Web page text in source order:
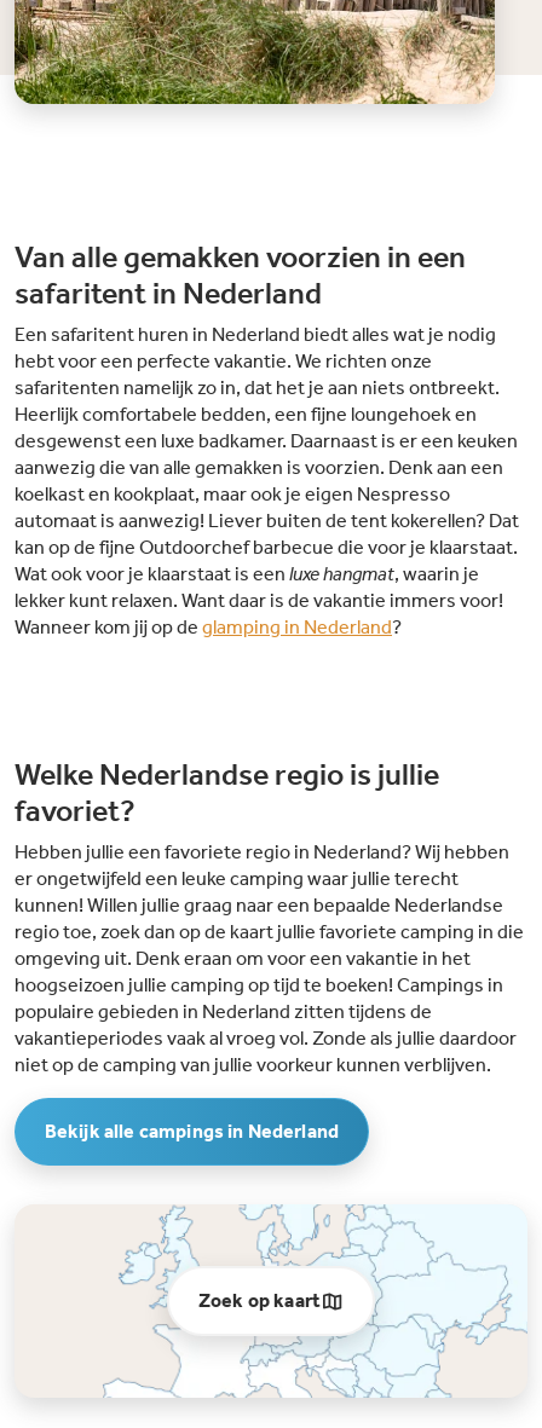
Van alle gemakken voorzien in een
safaritent in Nederland
Een safaritent huren in Nederland biedt alles wat je nodig
hebt voor een perfecte vakantie. We richten onze
safaritenten namelijk zo in, dat het je aan niets ontbreekt.
Heerlijk comfortabele bedden, een fijne loungehoek en
desgewenst een luxe badkamer. Daarnaast is er een keuken
aanwezig die van alle gemakken is voorzien. Denk aan een
koelkast en kookplaat, maar ook je eigen Nespresso
automaat is aanwezig! Liever buiten de tent kokerellen? Dat
kan op de fijne Outdoorchef barbecue die voor je klaarstaat.
Wat ook voor je klaarstaat is een luxe hangmat, waarin je
lekker kunt relaxen. Want daar is de vakantie immers voor!
Wanneer kom jij op de glamping in Nederland?
Welke Nederlandse regio is jullie
favoriet?
Hebben jullie een favoriete regio in Nederland? Wij hebben
er ongetwijfeld een leuke camping waar jullie terecht
kunnen! Willen jullie graag naar een bepaalde Nederlandse
regio toe, zoek dan op de kaart jullie favoriete camping in die
omgeving uit. Denk eraan om voor een vakantie in het
hoogseizoen jullie camping op tijd te boeken! Campings in
populaire gebieden in Nederland zitten tijdens de
vakantieperiodes vaak al vroeg vol. Zonde als jullie daardoor
niet op de camping van jullie voorkeur kunnen verblijven.
Bekijk alle campings in Nederland
Zoek op kaart